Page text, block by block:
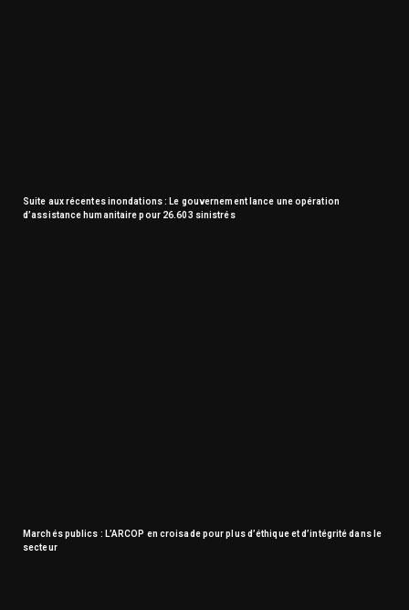
Suite aux récentes inondations : Le gouvernement lance une opération
d’assistance humanitaire pour 26.603 sinistrés
Marchés publics : L’ARCOP en croisade pour plus d’éthique et d’intégrité dans le
secteur